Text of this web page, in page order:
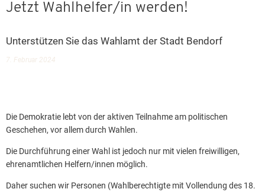
Jetzt Wahlhelfer/in werden!
Unterstützen Sie das Wahlamt der Stadt Bendorf
7. Februar 2024
Die Demokratie lebt von der aktiven Teilnahme am politischen
Geschehen, vor allem durch Wahlen.
Die Durchführung einer Wahl ist jedoch nur mit vielen freiwilligen,
ehrenamtlichen Helfern/innen möglich.
Daher suchen wir Personen (Wahlberechtigte mit Vollendung des 18.